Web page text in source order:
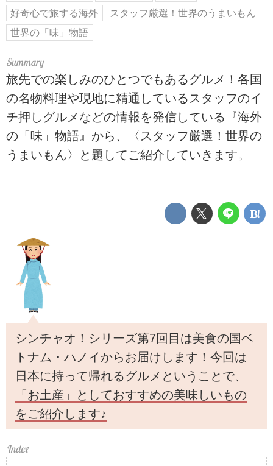
好奇心で旅する海外
スタッフ厳選！世界のうまいもん
世界の「味」物語
旅先での楽しみのひとつでもあるグルメ！各国
の名物料理や現地に精通しているスタッフのイ
チ押しグルメなどの情報を発信している『海外
の「味」物語』から、〈スタッフ厳選！世界の
うまいもん〉と題してご紹介していきます。
シンチャオ！シリーズ第7回目は美食の国ベ
トナム・ハノイからお届けします！今回は
日本に持って帰れるグルメということで、
「お土産」としておすすめの美味しいもの
をご紹介します♪